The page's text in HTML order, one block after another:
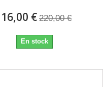
€ 220,00 €
En stock